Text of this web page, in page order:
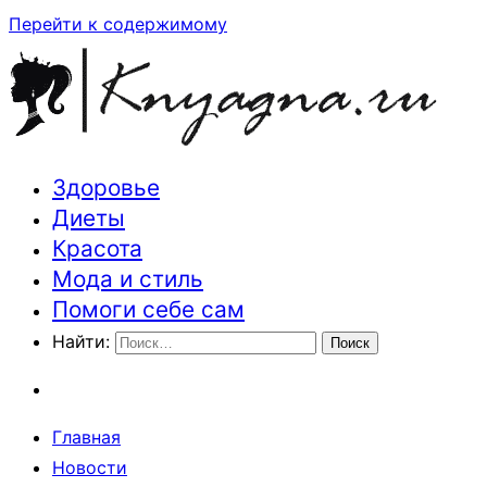
Перейти к содержимому
Траектория здоровья и красоты
Здоровье
Диеты
Красота
Мода и стиль
Помоги себе сам
Найти:
Главная
Новости